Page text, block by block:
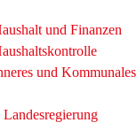
und Finanzen
und Kommunales